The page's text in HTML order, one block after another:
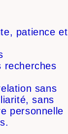
patience et
recherches
sans
sans
personnelle